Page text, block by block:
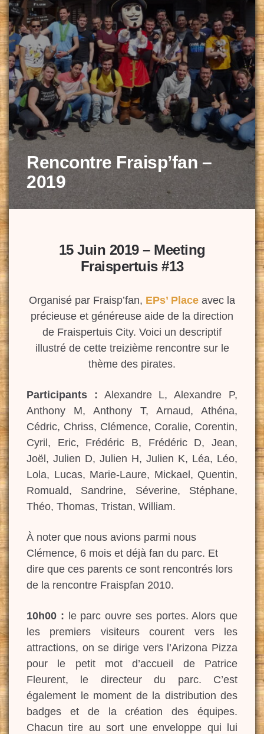
Rencontre Fraisp’fan –
2019
15 Juin 2019 – Meeting
Fraispertuis #13
Organisé par Fraisp’fan, EPs’ Place avec la
précieuse et généreuse aide de la direction
de Fraispertuis City. Voici un descriptif
illustré de cette treizième rencontre sur le
thème des pirates.
Participants : Alexandre L, Alexandre P,
Anthony M, Anthony T, Arnaud, Athéna,
Cédric, Chriss, Clémence, Coralie, Corentin,
Cyril, Eric, Frédéric B, Frédéric D, Jean,
Joël, Julien D, Julien H, Julien K, Léa, Léo,
Lola, Lucas, Marie-Laure, Mickael, Quentin,
Romuald, Sandrine, Séverine, Stéphane,
Théo, Thomas, Tristan, William.
À noter que nous avions parmi nous
Clémence, 6 mois et déjà fan du parc. Et
dire que ces parents ce sont rencontrés lors
de la rencontre Fraispfan 2010.
10h00 : le parc ouvre ses portes. Alors que
les premiers visiteurs courent vers les
attractions, on se dirige vers l’Arizona Pizza
pour le petit mot d’accueil de Patrice
Fleurent, le directeur du parc. C’est
également le moment de la distribution des
badges et de la création des équipes.
Chacun tire au sort une enveloppe qui lui